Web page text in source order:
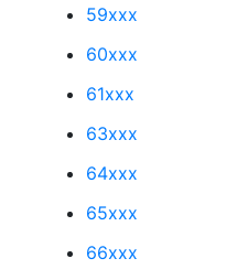
59xxx
60xxx
61xxx
63xxx
64xxx
65xxx
66xxx